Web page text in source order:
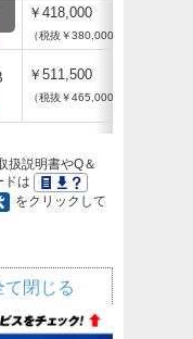
￥418,000
（税抜￥380,000）
￥511,500
（税抜￥465,000）
説明書やQ＆
ドは
をクリックして
て閉じる